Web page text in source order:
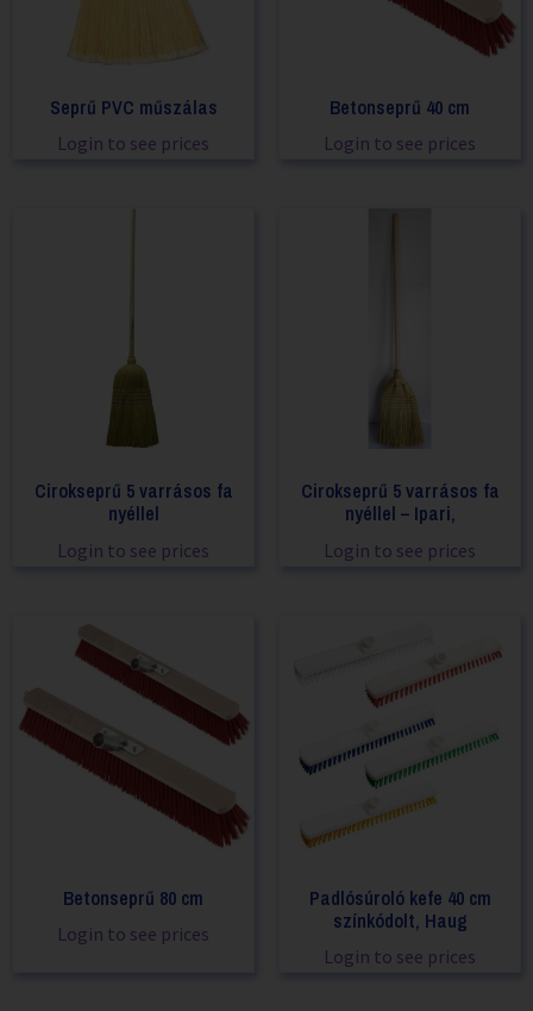
Seprű PVC műszálas
Login to see prices
Betonseprű 40 cm
Login to see prices
Cirokseprű 5 varrásos fa
nyéllel
Login to see prices
Cirokseprű 5 varrásos fa
nyéllel – Ipari,
Login to see prices
Betonseprű 80 cm
Login to see prices
Padlósúroló kefe 40 cm
színkódolt, Haug
Login to see prices